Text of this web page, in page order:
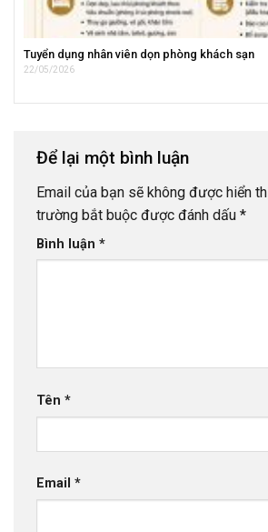
Tuyển dụng nhân viên dọn phòng khách sạn
22/05/2026
Để lại một bình luận
Email của bạn sẽ không được hiển
trường bắt buộc được đánh dấu *
Bình luận *
Tên *
Email *